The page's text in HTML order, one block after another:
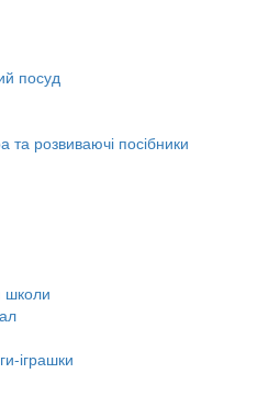
посуд
та розвиваючі посібники
школи
іграшки